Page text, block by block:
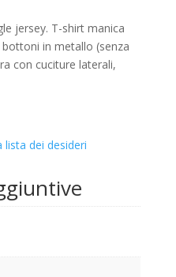
jersey. T-shirt manica
in metallo (senza
con cuciture laterali,
lista dei desideri